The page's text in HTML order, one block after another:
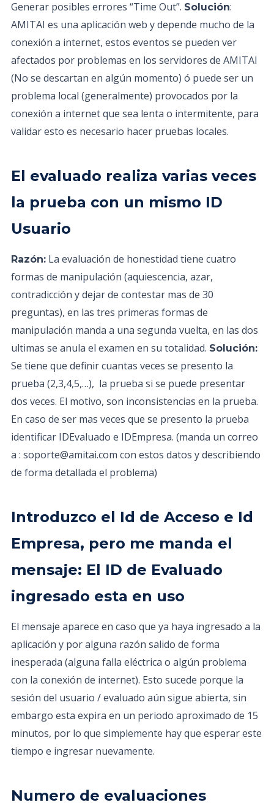
Generar posibles errores “Time Out”. Solución:
AMITAI es una aplicación web y depende mucho de la
conexión a internet, estos eventos se pueden ver
afectados por problemas en los servidores de AMITAI
(No se descartan en algún momento) ó puede ser un
problema local (generalmente) provocados por la
conexión a internet que sea lenta o intermitente, para
validar esto es necesario hacer pruebas locales.
El evaluado realiza varias veces
la prueba con un mismo ID
Usuario
Razón: La evaluación de honestidad tiene cuatro
formas de manipulación (aquiescencia, azar,
contradicción y dejar de contestar mas de 30
preguntas), en las tres primeras formas de
manipulación manda a una segunda vuelta, en las dos
ultimas se anula el examen en su totalidad. Solución:
Se tiene que definir cuantas veces se presento la
prueba (2,3,4,5,…), la prueba si se puede presentar
dos veces. El motivo, son inconsistencias en la prueba.
En caso de ser mas veces que se presento la prueba
identificar IDEvaluado e IDEmpresa. (manda un correo
a : soporte@amitai.com con estos datos y describiendo
de forma detallada el problema)
Introduzco el Id de Acceso e Id
Empresa, pero me manda el
mensaje: El ID de Evaluado
ingresado esta en uso
El mensaje aparece en caso que ya haya ingresado a la
aplicación y por alguna razón salido de forma
inesperada (alguna falla eléctrica o algún problema
con la conexión de internet). Esto sucede porque la
sesión del usuario / evaluado aún sigue abierta, sin
embargo esta expira en un periodo aproximado de 15
minutos, por lo que simplemente hay que esperar este
tiempo e ingresar nuevamente.
Numero de evaluaciones